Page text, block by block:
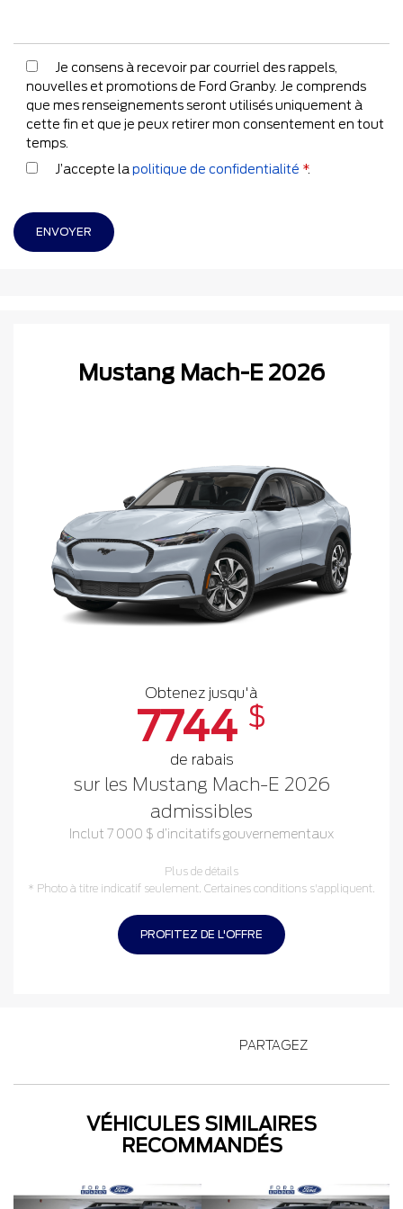
Je consens à recevoir par courriel des rappels,
nouvelles et promotions de Ford Granby. Je comprends
que mes renseignements seront utilisés uniquement à
cette fin et que je peux retirer mon consentement en tout
temps.
J’accepte lapolitique de confidentialité *.
Mustang Mach-E 2026
Obtenez jusqu'à
7744 $
de rabais
sur les Mustang Mach-E 2026
admissibles
Inclut 7 000 $ d’incitatifs gouvernementaux
Plus de détails
* Photo à titre indicatif seulement. Certaines conditions s'appliquent.
PROFITEZ DE L'OFFRE
PARTAGEZ
VÉHICULES SIMILAIRES
RECOMMANDÉS